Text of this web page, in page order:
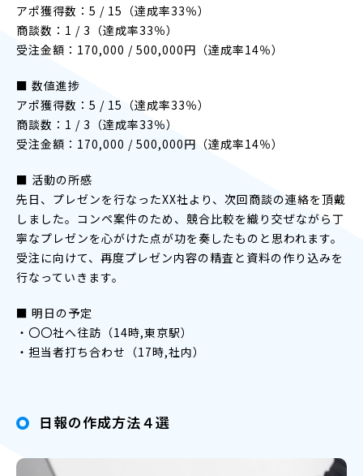
アポ獲得数：5 / 15（達成率33％）
商談数：1 / 3（達成率33％）
受注金額：170,000 / 500,000円（達成率14％）
■ 数値進捗
アポ獲得数：5 / 15（達成率33％）
商談数：1 / 3（達成率33％）
受注金額：170,000 / 500,000円（達成率14％）
■ 活動の所感
先日、プレゼンを行なったXX社より、次回商談の連絡を頂戴
しました。コンペ案件のため、競合比較を織り交ぜながら丁
寧なプレゼンを心がけた点が功を奏したものと思われます。
受注に向けて、再度プレゼン内容の精査と資料の作り込みを
行なっていきます。
■ 明日の予定
・〇〇社へ往訪（14時,東京駅）
・担当者打ち合わせ（17時,社内）
日報の作成方法４選